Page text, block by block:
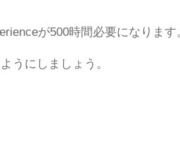
が500時間必要になります
うにしましょう。